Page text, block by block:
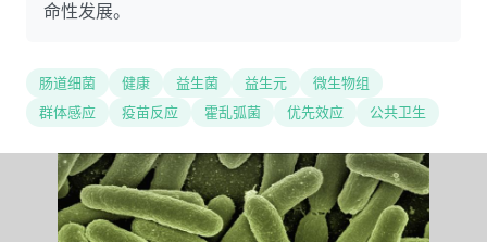
命性发展。
肠道细菌 健康 益生菌 益生元
微生物组
群体感应
疫苗反应 霍乱弧菌 优先效应 公共卫生